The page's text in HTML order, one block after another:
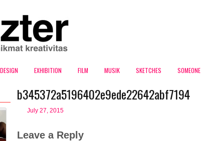
DESIGN EXHIBITION FILM MUSIK SKETCHES SOMEONE
b345372a5196402e9ede22642abf7194
July 27, 2015
Leave a Reply